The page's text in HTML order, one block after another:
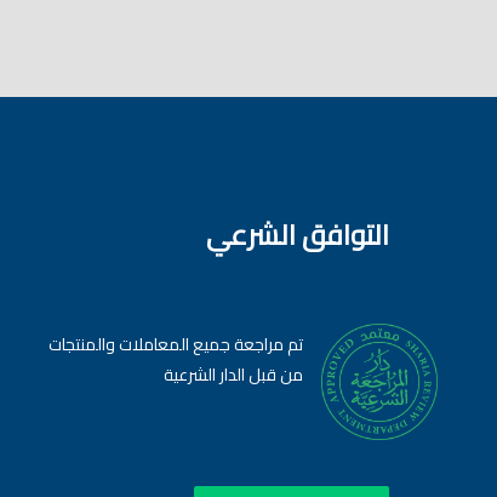
التوافق الشرعي
تم مراجعة جميع المعاملات والمنتجات
من قبل الدار الشرعية